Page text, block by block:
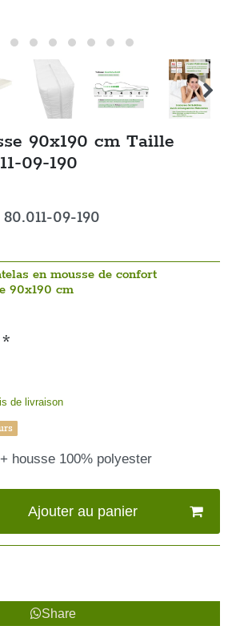
90x190 cm Taille
09-190
80.011-09-190
en mousse de confort
90x190 cm
*
de livraison
housse 100% polyester
Ajouter au panier
Share